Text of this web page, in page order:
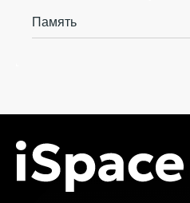
Память